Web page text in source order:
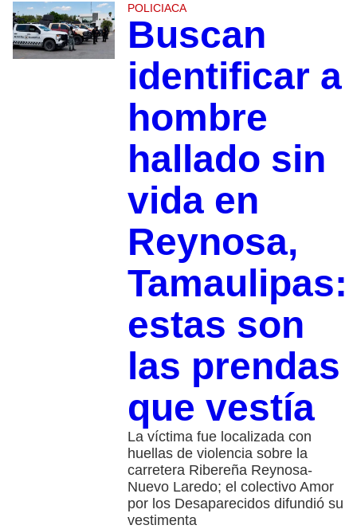
POLICIACA
Buscan
identificar a
hombre
hallado sin
vida en
Reynosa,
Tamaulipas:
estas son
las prendas
que vestía
La víctima fue localizada con
huellas de violencia sobre la
carretera Ribereña Reynosa-
Nuevo Laredo; el colectivo Amor
por los Desaparecidos difundió su
vestimenta